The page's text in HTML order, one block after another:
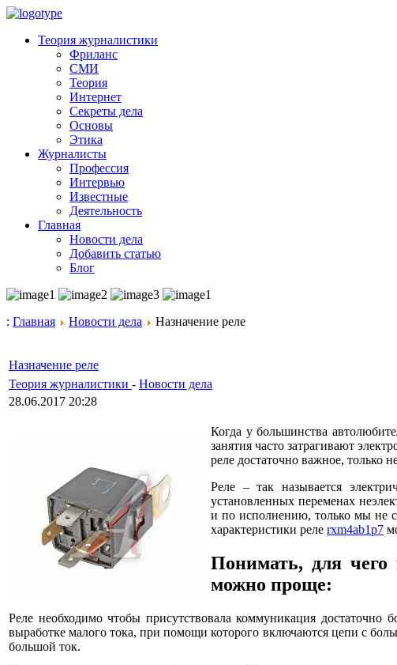
Теория журналистики
Фриланс
СМИ
Теория
Интернет
Секреты дела
Основы
Этика
Журналисты
Профессия
Интервью
Известные
Деятельность
Главная
Новости дела
Добавить статью
Блог
: Главная Новости дела Назначение реле
Назначение реле
Теория журналистики - Новости дела
28.06.2017 20:28
Когда у большинства
занятия часто затрагивают
реле достаточно важное, только
Реле – так называется
установленных переменах
и по исполнению, только мы не
характеристики реле rxm4ab1p7
Понимать, для чего
можно проще:
Реле необходимо чтобы присутствовала коммуникация
выработке малого тока, при помощи которого включаются цепи с
большой ток.